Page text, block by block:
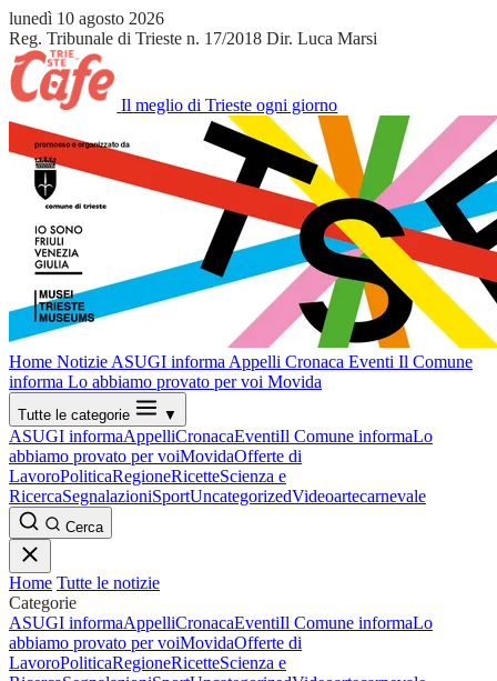
lunedì 10 agosto 2026
Reg. Tribunale di Trieste n. 17/2018 Dir. Luca Marsi
Il meglio di Trieste ogni giorno
Home Notizie ASUGI informa Appelli Cronaca Eventi Il Comune
informa Lo abbiamo provato per voi Movida
Tutte le categorie ▼
ASUGI informaAppelliCronacaEventiIl Comune informaLo
abbiamo provato per voiMovidaOfferte di
LavoroPoliticaRegioneRicetteScienza e
RicercaSegnalazioniSportUncategorizedVideoartecarnevale
Cerca
Home Tutte le notizie
Categorie
ASUGI informaAppelliCronacaEventiIl Comune informaLo
abbiamo provato per voiMovidaOfferte di
LavoroPoliticaRegioneRicetteScienza e